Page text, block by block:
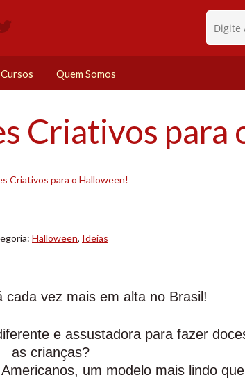
Cursos Quem Somos
Criativos para
Criativos para o Halloween!
Halloween, Ideias
cada vez mais em alta no Brasil!
e assustadora para fazer
as crianças?
um modelo mais lindo